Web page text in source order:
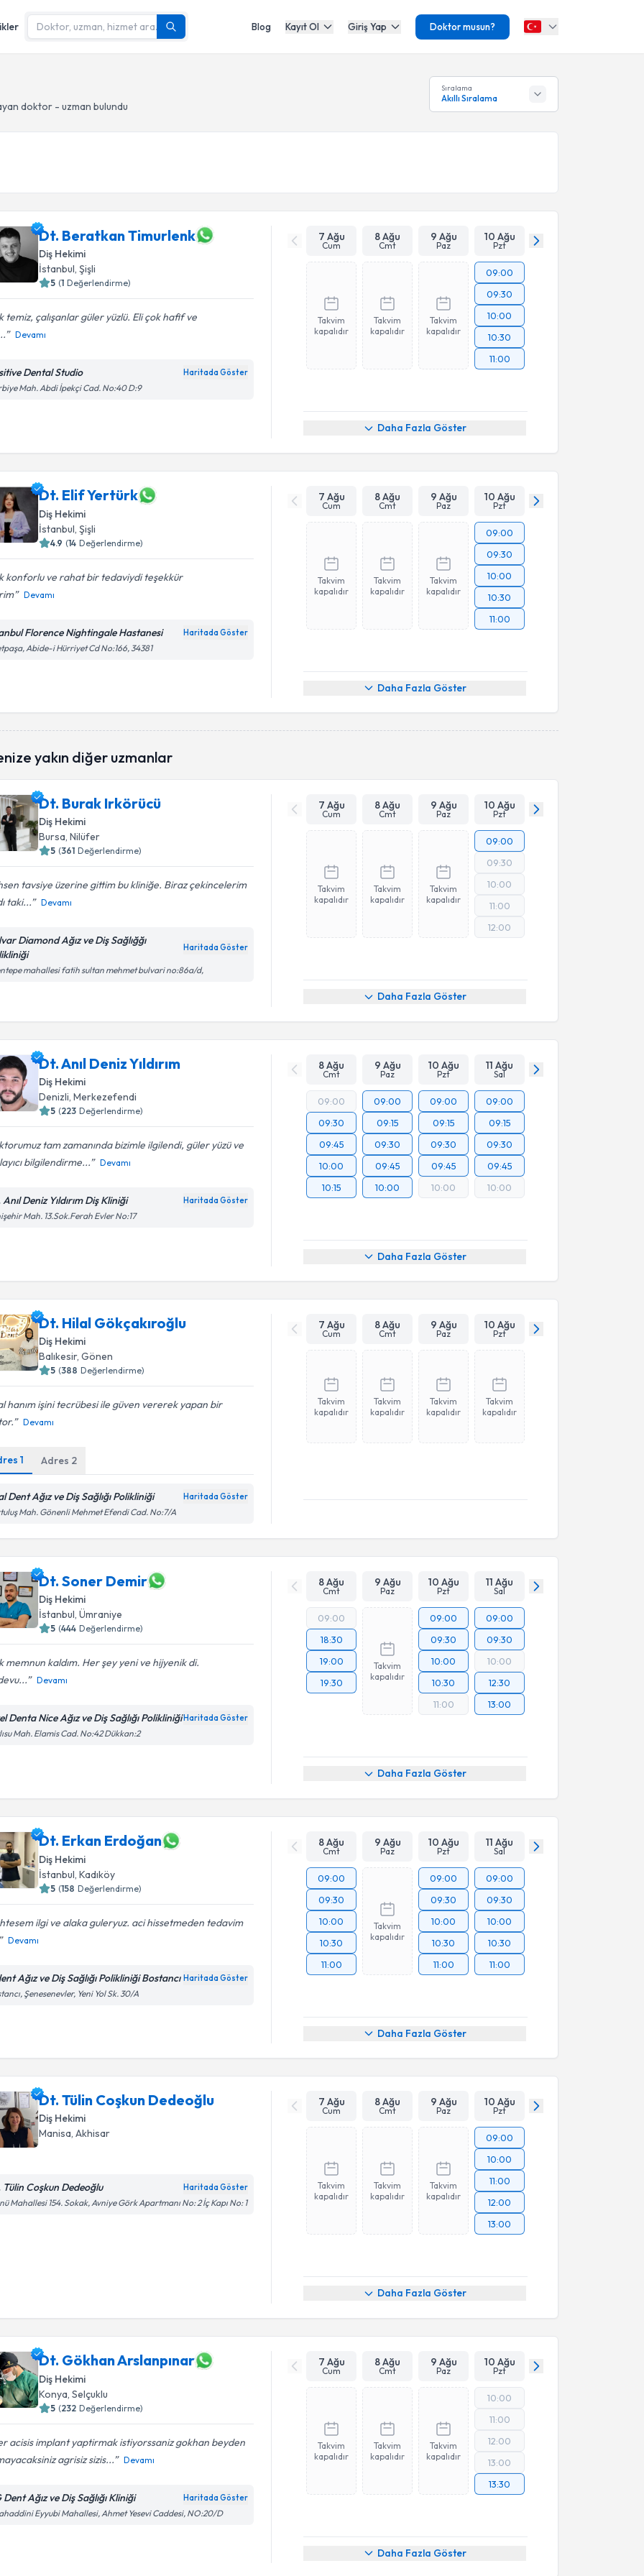
Blog Kayıt Ol Giriş Yap Doktor musun?
doktor - uzman bulundu
Sıralama
Akıllı Sıralama
Dt. Beratkan Timurlenk
Diş Hekimi
İstanbul, Şişli
5 (1 Değerlendirme)
temiz, çalışanlar güler yüzlü. Eli çok hafif ve
Devamı
Dental Studio Haritada Göster
Mah. Abdi İpekçi Cad. No:40 D:9
7 Ağu
Cum
8 Ağu
Cmt
9 Ağu
Paz
10 Ağu
Pzt
Takvim
kapalıdır
Takvim
kapalıdır
Takvim
kapalıdır
09:00
09:30
10:00
10:30
11:00
Daha Fazla Göster
Dt. Elif Yertürk
Diş Hekimi
İstanbul , Şişli
4.9 (14 Değerlendirme)
konforlu ve rahat bir tedaviydi teşekkür
Devamı
Florence Nightingale Hastanesi Haritada Göster
Abide-i Hürriyet Cd No:166, 34381
7 Ağu
Cum
8 Ağu
Cmt
9 Ağu
Paz
10 Ağu
Pzt
Takvim
kapalıdır
Takvim
kapalıdır
Takvim
kapalıdır
09:00
09:30
10:00
10:30
11:00
Daha Fazla Göster
yakın diğer uzmanlar
Dt. Burak Irkörücü
Diş Hekimi
Bursa, Nilüfer
5 (361 Değerlendirme)
tavsiye üzerine gittim bu kliniğe. Biraz çekincelerim
taki...
Devamı
Diamond Ağız ve Diş Sağlığğı
Haritada Göster
mahallesi fatih sultan mehmet bulvari no:86a/d,
7 Ağu
Cum
8 Ağu
Cmt
9 Ağu
Paz
10 Ağu
Pzt
Takvim
kapalıdır
Takvim
kapalıdır
Takvim
kapalıdır
09:00
09:30
10:00
11:00
12:00
Daha Fazla Göster
Dt. Anıl Deniz Yıldırım
Diş Hekimi
Denizli , Merkezefendi
5 (223 Değerlendirme)
tam zamanında bizimle ilgilendi, güler yüzü ve
bilgilendirme...
Devamı
Deniz Yıldırım Diş Kliniği Haritada Göster
Mah. 13.Sok.Ferah Evler No:17
8 Ağu
Cmt
9 Ağu
Paz
10 Ağu
Pzt
11 Ağu
Sal
09:00
09:30
09:45
10:00
10:15
09:00
09:15
09:30
09:45
10:00
09:00
09:15
09:30
09:45
10:00
09:00
09:15
09:30
09:45
10:00
Daha Fazla Göster
Dt. Hilal Gökçakıroğlu
Diş Hekimi
Balıkesir, Gönen
5 (388 Değerlendirme)
hanım işini tecrübesi ile güven vererek yapan bir
Devamı
1 Adres 2
Dent Ağız ve Diş Sağlığı Polikliniği Haritada Göster
Mah. Gönenli Mehmet Efendi Cad. No:7/A
7 Ağu
Cum
8 Ağu
Cmt
9 Ağu
Paz
10 Ağu
Pzt
Takvim
kapalıdır
Takvim
kapalıdır
Takvim
kapalıdır
Takvim
kapalıdır
Dt. Soner Demir
Diş Hekimi
İstanbul, Ümraniye
5 (444 Değerlendirme)
memnun kaldım. Her şey yeni ve hijyenik di.
Devamı
Denta Nice Ağız ve Diş Sağlığı Polikliniği Haritada Göster
Mah. Elamis Cad. No:42 Dükkan:2
8 Ağu
Cmt
9 Ağu
Paz
10 Ağu
Pzt
11 Ağu
Sal
09:00
18:30
19:00
19:30
Takvim
kapalıdır
09:00
09:30
10:00
10:30
11:00
09:00
09:30
10:00
12:30
13:00
Daha Fazla Göster
Dt. Erkan Erdoğan
Diş Hekimi
İstanbul , Kadıköy
5 (158 Değerlendirme)
ilgi ve alaka guleryuz. aci hissetmeden tedavim
Devamı
Ağız ve Diş Sağlığı Polikliniği Bostancı Haritada Göster
Şenesenevler, Yeni Yol Sk. 30/A
8 Ağu
Cmt
9 Ağu
Paz
10 Ağu
Pzt
11 Ağu
Sal
09:00
09:30
10:00
10:30
11:00
Takvim
kapalıdır
09:00
09:30
10:00
10:30
11:00
09:00
09:30
10:00
10:30
11:00
Daha Fazla Göster
Dt. Tülin Coşkun Dedeoğlu
Diş Hekimi
Manisa, Akhisar
Tülin Coşkun Dedeoğlu Haritada Göster
Mahallesi 154. Sokak, Avniye Görk Apartmanı No: 2 İç Kapı No: 1
7 Ağu
Cum
8 Ağu
Cmt
9 Ağu
Paz
10 Ağu
Pzt
Takvim
kapalıdır
Takvim
kapalıdır
Takvim
kapalıdır
09:00
10:00
11:00
12:00
13:00
Daha Fazla Göster
Dt. Gökhan Arslanpınar
Diş Hekimi
Konya , Selçuklu
5 (232 Değerlendirme)
acisis implant yaptirmak istiyorssaniz gokhan beyden
agrisiz sizis...
Devamı
Dent Ağız ve Diş Sağlığı Kliniği Haritada Göster
Eyyubi Mahallesi, Ahmet Yesevi Caddesi, NO:20/D
7 Ağu
Cum
8 Ağu
Cmt
9 Ağu
Paz
10 Ağu
Pzt
Takvim
kapalıdır
Takvim
kapalıdır
Takvim
kapalıdır
10:00
11:00
12:00
13:00
13:30
Daha Fazla Göster